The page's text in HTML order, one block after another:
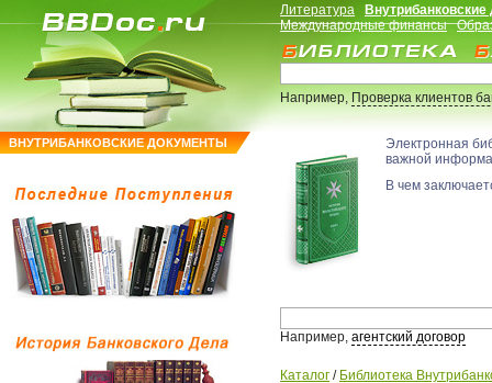
ВНУТРИБАНКОВСКИЕ ДОКУМЕНТЫ
Литература
Международные финансы
Например,Проверка клиентов
Электронная
важной
В чем
Например, агентский договор
Каталог / Библиотека